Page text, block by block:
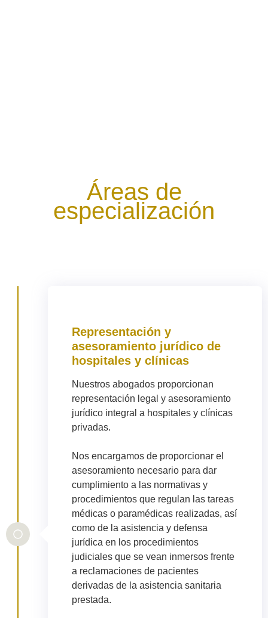
Áreas de
especialización
Representación y
asesoramiento jurídico de
hospitales y clínicas
Nuestros abogados proporcionan
representación legal y asesoramiento
jurídico integral a hospitales y clínicas
privadas.
Nos encargamos de proporcionar el
asesoramiento necesario para dar
cumplimiento a las normativas y
procedimientos que regulan las tareas
médicas o paramédicas realizadas, así
como de la asistencia y defensa
jurídica en los procedimientos
judiciales que se vean inmersos frente
a reclamaciones de pacientes
derivadas de la asistencia sanitaria
prestada.